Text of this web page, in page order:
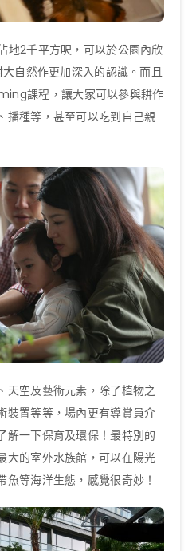
2千平方呎，可以於公園內欣
自然作更加深入的認識。而且
課程，讓大家可以參與耕作
播種等，甚至可以吃到自己親
天空及藝術元素，除了植物之
裝置等等，場內更有導賞員介
解一下保育及環保！最特別的
大的室外水族館，可以在陽光
等海洋生態，感覺很奇妙！